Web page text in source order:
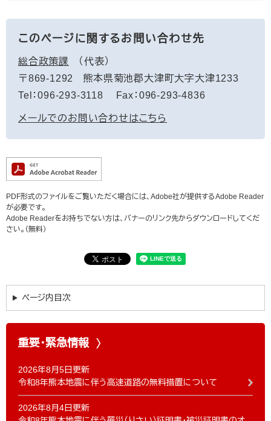
このページに関するお問い合わせ先
総合政策課
代表
〒869-1292
熊本県菊池郡大津町大字大津1233
Tel：096-293-3118
Fax：096-293-4836
メールでのお問い合わせはこちら
PDF形式のファイルをご覧いただく場合には、Adobe社が提供するAdobe Reader
が必要です。
Adobe Readerをお持ちでない方は、バナーのリンク先からダウンロードしてくだ
さい。（無料）
ページ内目次
重要・緊急情報
2026年8月5日更新
令和8年熊本地震に伴う高速道路の無料措置について
2026年8月4日更新